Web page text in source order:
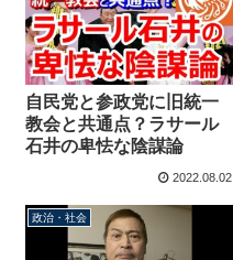
自民党と参政党に旧統一
教会と共通点？ラサール
石井の卑怯な陰謀論
2022.08.02
政治・社会